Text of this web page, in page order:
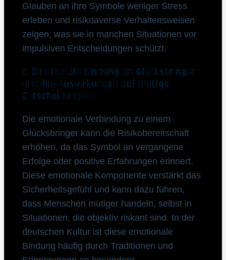
Glauben an ihre Symbole weniger Stress
erleben und risikoaverse Verhaltensweisen
zeigen, was sie in manchen Situationen vor
impulsiven Entscheidungen schützt.
c. Emotionale Bindung an Glücksbringer
und ihre Auswirkungen auf mutige
Entscheidungen
Die emotionale Verbindung zu einem
Glücksbringer kann die Risikobereitschaft
erhöhen, da das Symbol an vergangene
Erfolge oder positive Erfahrungen erinnert.
Diese emotionale Komponente verstärkt das
Sicherheitsgefühl und kann dazu führen,
dass Menschen mutiger handeln, selbst in
Situationen, die objektiv riskant sind. In der
deutschen Kultur ist diese emotionale
Bindung häufig durch Traditionen und